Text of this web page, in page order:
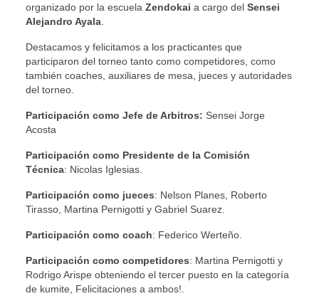
organizado por la escuela Zendokai a cargo del Sensei
Alejandro Ayala.
Destacamos y felicitamos a los practicantes que
participaron del torneo tanto como competidores, como
también coaches, auxiliares de mesa, jueces y autoridades
del torneo.
Participación como Jefe de Arbitros: Sensei Jorge
Acosta
Participación como Presidente de la Comisión
Técnica: Nicolas Iglesias.
Participación como jueces: Nelson Planes, Roberto
Tirasso, Martina Pernigotti y Gabriel Suarez.
Participación como coach: Federico Werteño.
Participación como competidores: Martina Pernigotti y
Rodrigo Arispe obteniendo el tercer puesto en la categoría
de kumite, Felicitaciones a ambos!.